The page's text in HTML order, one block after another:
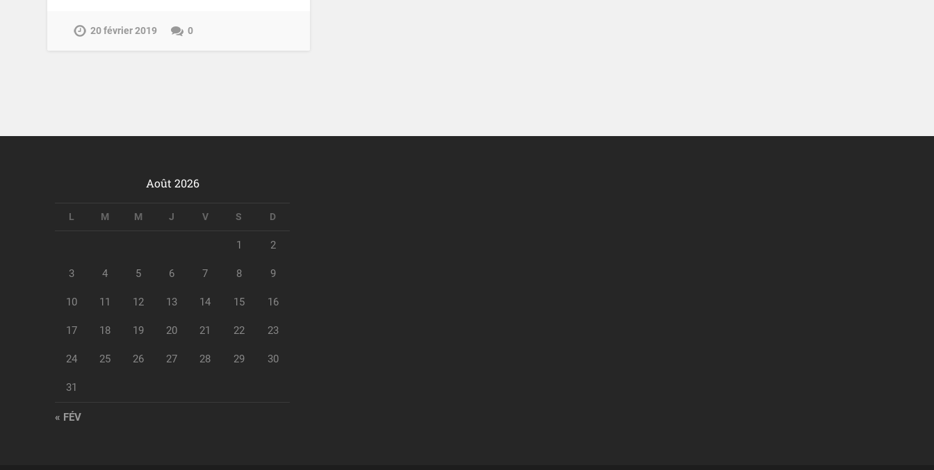
20 février 2019 0
Août 2026
L M M J V S D
1 2
3 4 5 6 7 8 9
10 11 12 13 14 15 16
17 18 19 20 21 22 23
24 25 26 27 28 29 30
31
« FÉV